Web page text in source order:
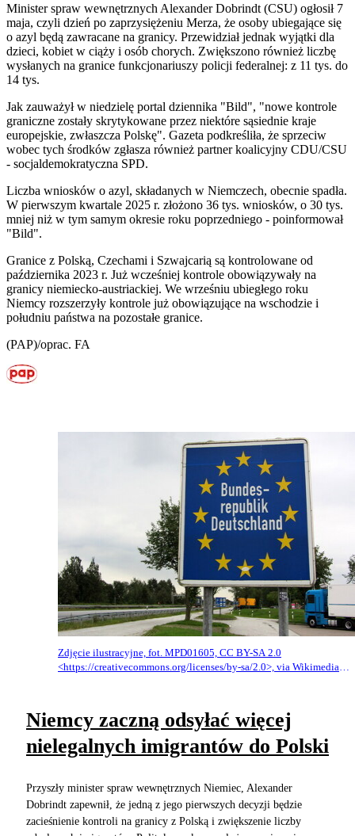
Minister spraw wewnętrznych Alexander Dobrindt (CSU) ogłosił 7
maja, czyli dzień po zaprzysiężeniu Merza, że osoby ubiegające się
o azyl będą zawracane na granicy. Przewidział jednak wyjątki dla
dzieci, kobiet w ciąży i osób chorych. Zwiększono również liczbę
wysłanych na granice funkcjonariuszy policji federalnej: z 11 tys. do
14 tys.
Jak zauważył w niedzielę portal dziennika "Bild", "nowe kontrole
graniczne zostały skrytykowane przez niektóre sąsiednie kraje
europejskie, zwłaszcza Polskę". Gazeta podkreśliła, że sprzeciw
wobec tych środków zgłasza również partner koalicyjny CDU/CSU
- socjaldemokratyczna SPD.
Liczba wniosków o azyl, składanych w Niemczech, obecnie spadła.
W pierwszym kwartale 2025 r. złożono 36 tys. wniosków, o 30 tys.
mniej niż w tym samym okresie roku poprzedniego - poinformował
"Bild".
Granice z Polską, Czechami i Szwajcarią są kontrolowane od
października 2023 r. Już wcześniej kontrole obowiązywały na
granicy niemiecko-austriackiej. We wrześniu ubiegłego roku
Niemcy rozszerzyły kontrole już obowiązujące na wschodzie i
południu państwa na pozostałe granice.
(PAP)/oprac. FA
Zdjęcie ilustracyjne, fot. MPD01605, CC BY-SA 2.0
<https://creativecommons.org/licenses/by-sa/2.0>, via Wikimedia
Niemcy zaczną odsyłać więcej
nielegalnych imigrantów do Polski
Przyszły minister spraw wewnętrznych Niemiec, Alexander
Dobrindt zapewnił, że jedną z jego pierwszych decyzji będzie
zacieśnienie kontroli na granicy z Polską i zwiększenie liczby